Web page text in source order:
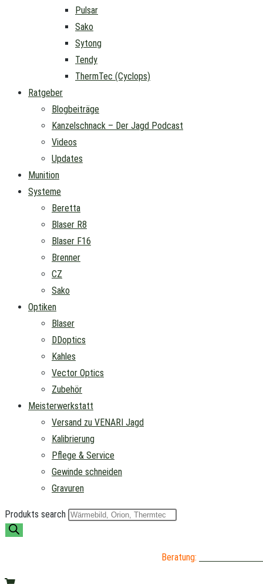
Pulsar
Sako
Sytong
Tendy
ThermTec (Cyclops)
Ratgeber
Blogbeiträge
Kanzelschnack – Der Jagd Podcast
Videos
Updates
Munition
Systeme
Beretta
Blaser R8
Blaser F16
Brenner
CZ
Sako
Optiken
Blaser
DDoptics
Kahles
Vector Optics
Zubehör
Meisterwerkstatt
Versand zu VENARI Jagd
Kalibrierung
Pflege & Service
Gewinde schneiden
Gravuren
Produkts search
Beratung: